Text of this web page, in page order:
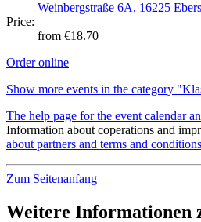
Weinbergstraße 6A, 16225
Price:
from €18.70
Order online
Show more events in the category
The help page for the event calendar
Information about coperations and
about partners and terms and conditions
Zum Seitenanfang
Weitere Informationen